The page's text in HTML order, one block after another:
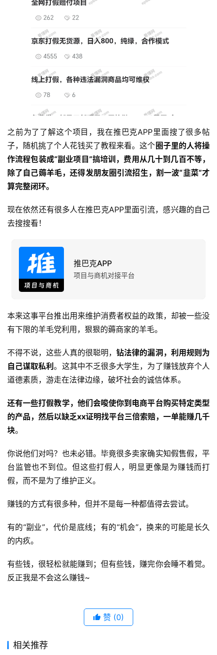
之前为了了解这个项目，我在推巴克APP里面搜了很多帖
子，随机挑了个人花钱买了教程来看。这个 圈子里的人将操
作流程包装成“副业项目”搞培训，费用从几十到几百不等，
除了自己薅羊毛，还得发朋友圈引流招生，割一波“韭菜”才
算完整闭环。
现在依然还有很多人在推巴克APP里面引流，感兴趣的自己
去搜搜看！
推巴克APP
项目与商机对接平台
本来这事平台推出用来维护消费者权益的政策，却被一些没
有下限的羊毛党利用，狠狠的薅商家的羊毛。
不得不说，这些人真的很聪明，钻法律的漏洞，利用规则为
自己谋取私利。这其中不乏很多大学生，为了赚钱放弃个人
道德素质，游走在法律边缘，破坏社会的诚信体系。
还有一些打假教学，他们会唆使你到电商平台购买特定类型
的产品，然后以缺乏xx证明找平台三倍索赔，一单能赚几千
块。
你说他们对吗？也未必错。毕竟很多卖家确实知假售假，平
台监管也不到位。但这些打假人，明显更像是为赚钱而打
假，而不是为了维护正义。
赚钱的方式有很多种，但并不是每一种都值得去尝试。
有的“副业”，代价是底线；有的“机会”，换来的可能是长久
的内疚。
有些钱，很轻松就能赚到；但有些钱，赚完你会睡不着觉。
反正我是不会这么赚钱~
赞 (0)
相关推荐